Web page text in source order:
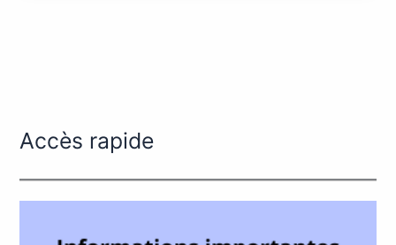
Accès rapide